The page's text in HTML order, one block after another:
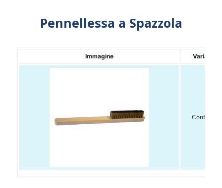
Pennellessa a Spazzola
Immagine Variante
Conf. 1pz